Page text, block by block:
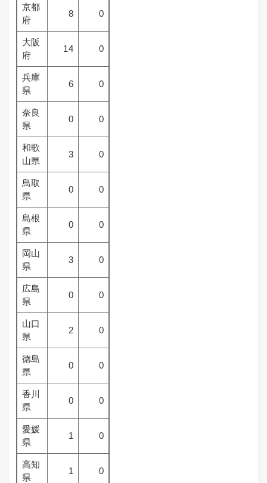
京都
府
8 0
大阪
府
14 0
兵庫
県
6 0
奈良
県
0 0
和歌
山県
3 0
鳥取
県
0 0
島根
県
0 0
岡山
県
3 0
広島
県
0 0
山口
県
2 0
徳島
県
0 0
香川
県
0 0
愛媛
県
1 0
高知
県
1 0